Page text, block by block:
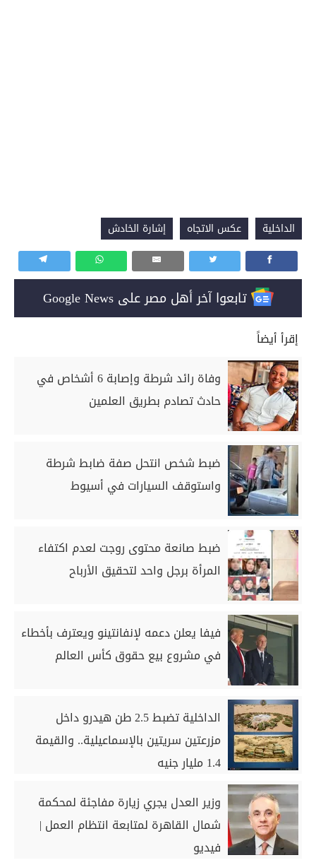
الداخلية عكس الاتجاه إشارة الخادش
تابعوا آخر أهل مصر على Google News
إقرأ أيضاً
وفاة رائد شرطة وإصابة 6 أشخاص في
حادث تصادم بطريق العلمين
ضبط شخص انتحل صفة ضابط شرطة
واستوقف السيارات في أسيوط
ضبط صانعة محتوى روجت لعدم اكتفاء
المرأة برجل واحد لتحقيق الأرباح
فيفا يعلن دعمه لإنفانتينو ويعترف بأخطاء
في مشروع بيع حقوق كأس العالم
الداخلية تضبط 2.5 طن هيدرو داخل
مزرعتين سريتين بالإسماعيلية.. والقيمة
1.4 مليار جنيه
وزير العدل يجري زيارة مفاجئة لمحكمة
شمال القاهرة لمتابعة انتظام العمل |
فيديو